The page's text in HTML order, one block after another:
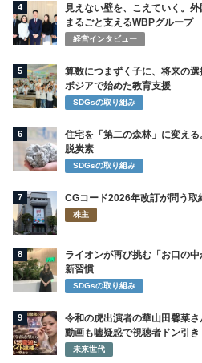
4
見えない壁を、こえていく。
まるごと支えるWBPグループ
経営インタビュー
5
算数につまずく子に、将来の
ボジアで始めた教育支援
SDGsの取り組み
6
住宅を「第二の森林」に変え
脱炭素
SDGsの取り組み
7 CGコード2026年改訂が問う
株主
8
ライオンが再び挑む「お口の
新習慣
SDGsの取り組み
9
令和の虎出演者の華山田馨菜
動画も嘘疑惑で視聴者ドン引き
未来世代